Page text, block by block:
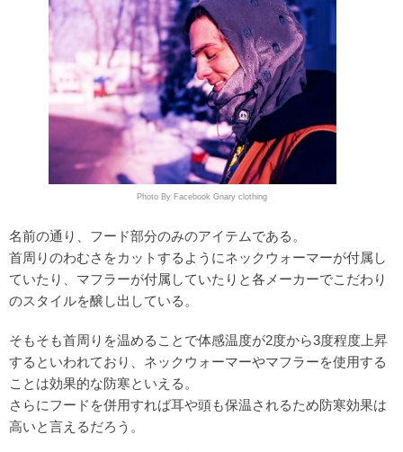
Photo By Facebook Gnary clothing
名前の通り、フード部分のみのアイテムである。
首周りのわむさをカットするようにネックウォーマーが付属し
ていたり、マフラーが付属していたりと各メーカーでこだわり
のスタイルを醸し出している。
そもそも首周りを温めることで体感温度が2度から3度程度上昇
するといわれており、ネックウォーマーやマフラーを使用する
ことは効果的な防寒といえる。
さらにフードを併用すれば耳や頭も保温されるため防寒効果は
高いと言えるだろう。